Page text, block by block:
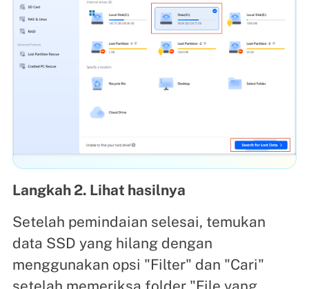
Langkah 2. Lihat hasilnya
Setelah pemindaian selesai, temukan
data SSD yang hilang dengan
menggunakan opsi "Filter" dan "Cari"